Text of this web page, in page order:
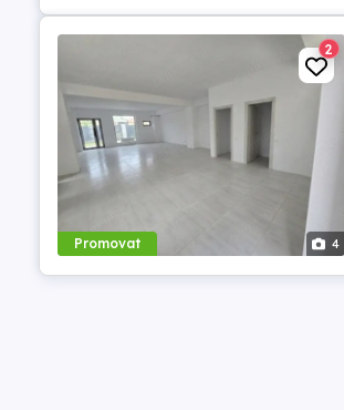
Promovat 4
2